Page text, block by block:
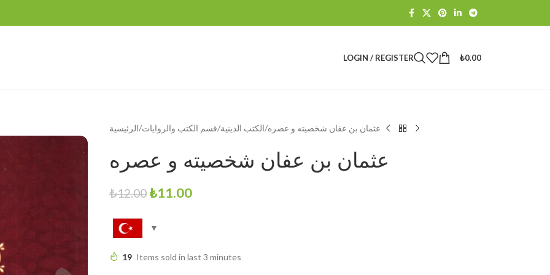
LOGIN / REGISTER ₺0.00
الرئيسية قسم الكتب والروايات الكتب الدينية عثمان بن عفان شخصيته و عصره
عثمان بن عفان شخصيته و عصره
₺12.00 ₺11.00
19 Items sold in last 3 minutes